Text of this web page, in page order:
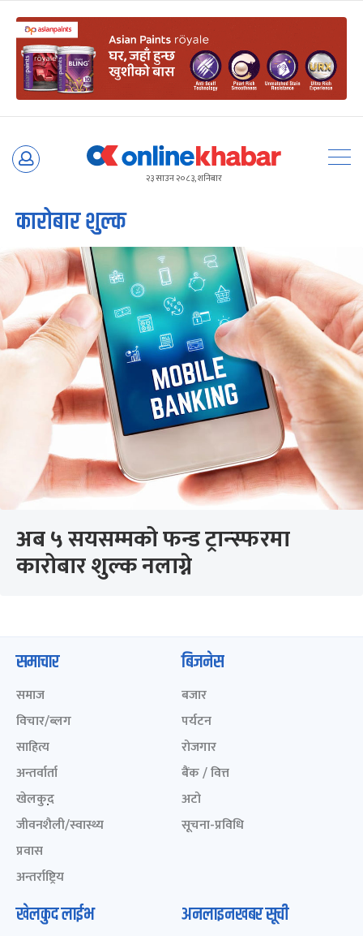
Skip
२३ साउन २०८३, शनिबार
कारोबार शुल्क
अब ५ सयसम्मको फन्ड ट्रान्स्फरमा
कारोबार शुल्क नलाग्ने
समाचार
समाज
विचार/ब्लग
साहित्य
अन्तर्वार्ता
खेलकुद़़
जीवनशैली/स्वास्थ्य
प्रवास
अन्तर्राष्ट्रिय
बिजनेस
बजार
पर्यटन
रोजगार
बैंक / वित्त
अटो
सूचना-प्रविधि
खेलकुद लाईभ अनलाइनखबर सूची